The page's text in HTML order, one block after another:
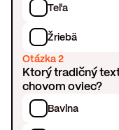
Teľa
Žriebä
Otázka 2
Ktorý tradičný
chovom oviec?
Bavlna